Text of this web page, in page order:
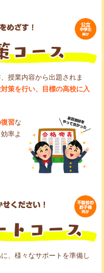
授業内容から出題されま
策を行い、目標の高校に入
習な
率よ
、様々なサポートを準備し